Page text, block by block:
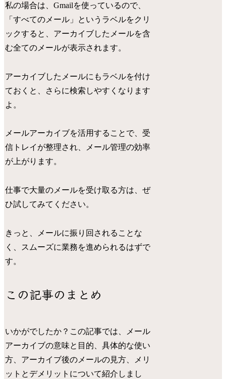
私の場合は、Gmailを使っているので、
「すべてのメール」というラベルをクリ
ックすると、アーカイブしたメールを含
む全てのメールが表示されます。
アーカイブしたメールにもラベルを付け
ておくと、さらに検索しやすくなります
よ。
メールアーカイブを活用することで、受
信トレイが整理され、メール管理の効率
が上がります。
仕事で大量のメールを受け取る方は、ぜ
ひ試してみてください。
きっと、メールに振り回されることな
く、スムーズに業務を進められるはずで
す。
この記事のまとめ
いかがでしたか？この記事では、メール
アーカイブの意味と目的、具体的な使い
方、アーカイブ後のメールの見方、メリ
ットとデメリットについて紹介しまし